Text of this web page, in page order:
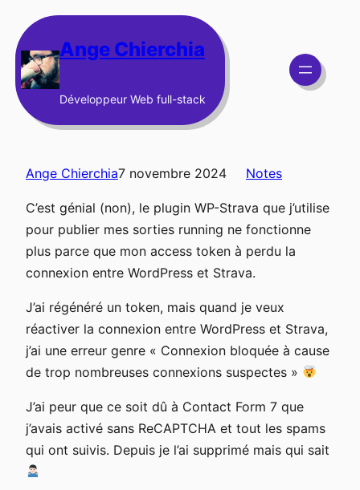
au
contenu Ange Chierchia
Développeur Web full-stack
Ange Chierchia7 novembre 2024 Notes
C’est génial (non), le plugin WP-Strava que j’utilise
pour publier mes sorties running ne fonctionne
plus parce que mon access token à perdu la
connexion entre WordPress et Strava.
J’ai régénéré un token, mais quand je veux
réactiver la connexion entre WordPress et Strava,
j’ai une erreur genre « Connexion bloquée à cause
de trop nombreuses connexions suspectes »
J’ai peur que ce soit dû à Contact Form 7 que
j’avais activé sans ReCAPTCHA et tout les spams
qui ont suivis. Depuis je l’ai supprimé mais qui sait